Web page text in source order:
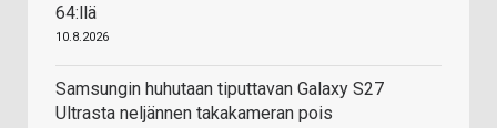
64:llä
10.8.2026
Samsungin huhutaan tiputtavan Galaxy S27
Ultrasta neljännen takakameran pois